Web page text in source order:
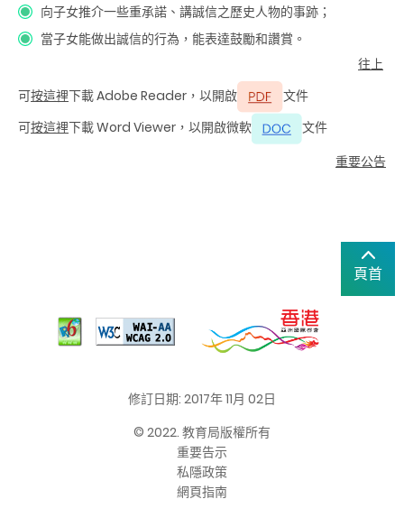
向子女推介一些重承諾、講誠信之歷史人物的事跡；
當子女能做出誠信的行為，能表達鼓勵和讚賞。
往上
可按這裡下載 Adobe Reader，以開啟
文件
可按這裡下載 Word Viewer，以開啟微軟
文件
重要公告
頁首
修訂日期: 2017年 11月 02日
© 2022. 教育局版權所有
重要告示
私隱政策
網頁指南